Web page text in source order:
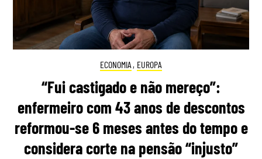
ECONOMIA , EUROPA
“Fui castigado e não mereço”:
enfermeiro com 43 anos de descontos
reformou-se 6 meses antes do tempo e
considera corte na pensão “injusto”